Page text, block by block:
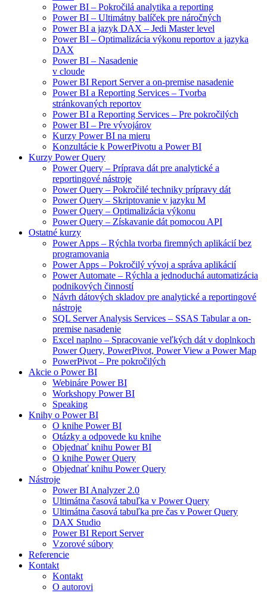
Power BI – Pokročilá analytika a reporting
Power BI – Ultimátny balíček pre náročných
Power BI a jazyk DAX – Jedi Master level
Power BI – Optimalizácia výkonu reportov a jazyka
DAX
Power BI – Nasadenie
v cloude
Power BI Report Server a on-premise nasadenie
Power BI a Reporting Services – Tvorba
stránkovaných reportov
Power BI a Reporting Services – Pre pokročilých
Power BI – Pre vývojárov
Kurzy Power BI na mieru
Konzultácie k PowerPivotu a Power BI
Kurzy Power Query
Power Query – Príprava dát pre analytické a
reportingové nástroje
Power Query – Pokročilé techniky prípravy dát
Power Query – Skriptovanie v jazyku M
Power Query – Optimalizácia výkonu
Power Query – Získavanie dát pomocou API
Ostatné kurzy
Power Apps – Rýchla tvorba firemných aplikácií bez
programovania
Power Apps – Pokročilý vývoj a správa aplikácií
Power Automate – Rýchla a jednoduchá automatizácia
podnikových činností
Návrh dátových skladov pre analytické a reportingové
nástroje
SQL Server Analysis Services – SSAS Tabular a on-
premise nasadenie
Excel naplno – Spracovanie veľkých dát v doplnkoch
Power Query, PowerPivot, Power View a Power Map
PowerPivot – Pre pokročilých
Akcie o Power BI
Webináre Power BI
Workshopy Power BI
Speaking
Knihy o Power BI
O knihe Power BI
Otázky a odpovede ku knihe
Objednať knihu Power BI
O knihe Power Query
Objednať knihu Power Query
Nástroje
Power BI Analyzer 2.0
Ultimátna časová tabuľka v Power Query
Ultimátna časová tabuľka pre čas v Power Query
DAX Studio
Power BI Report Server
Vzorové súbory
Referencie
Kontakt
Kontakt
O autorovi